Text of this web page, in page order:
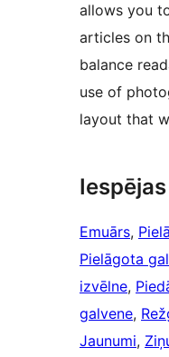
allows you
articles on
balance
use of
layout that
Iespējas
Emuārs,
Pielāgota
izvēlne,
galvene,
Jaunumi,